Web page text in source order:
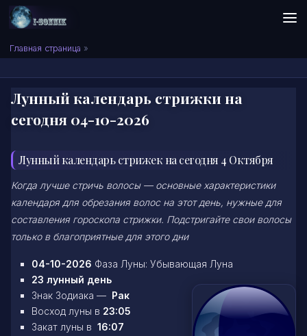
Skip to content
Сонник I-SONNIK.COM
Главная страница »
Лунный календарь стрижки на
сегодня 04-10-2026
Лунный календарь стрижек на сегодня 4 Октября
Когда лучше стричь волосы — основные характеристики
календаря для обрезания волос на этот день, нужные для
составления гороскопа стрижки. Подстригайте свои волосы
только в благоприятные для этого дни
04-10-2026 Фаза Луны: Убывающая Луна
23 лунный день
Знак Зодиака — Рак
Восход луны в 23:05
Закат луны в 16:07